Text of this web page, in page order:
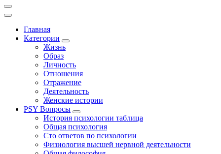
Главная
Категории
Жизнь
Образ
Личность
Отношения
Отражение
Деятельность
Женские истории
PSY Вопросы
История психологии таблица
Общая психология
Сто ответов по психологии
Физиология высшей нервной деятельности